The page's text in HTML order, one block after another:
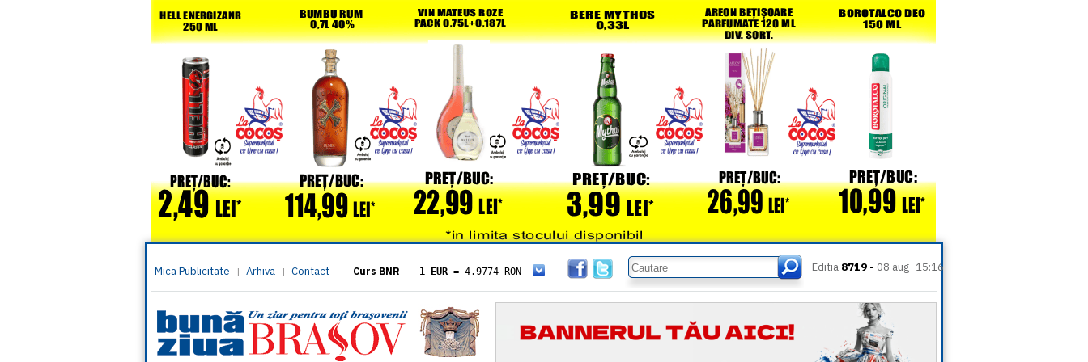
Mica Publicitate | Arhiva | Contact Curs BNR 1 EUR = 4.9774 RON
= 5.8304 RON
1 XAU= 464.4611 RON
1 AED= 1.1933 RON
1 AUD= 2.7957 RON
1 BGN= 2.5449 RON
Editia 8719 - 08 aug 15:16